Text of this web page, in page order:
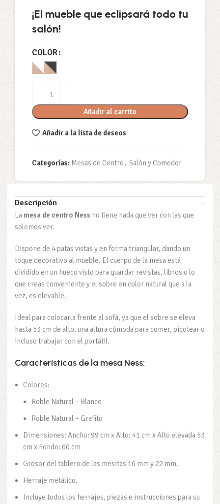
¡El mueble que eclipsará todo tu
salón!
COLOR
Añadir al carrito
Añadir a la lista de deseos
Categorías: Mesas de Centro , Salón y Comedor
Descripción
La mesa de centro Ness no tiene nada que ver con las que
solemos ver.
Dispone de 4 patas vistas y en forma triangular, dando un
toque decorativo al mueble. El cuerpo de la mesa está
dividido en un hueco visto para guardar revistas, libros o lo
que creas conveniente y el sobre en color natural que a la
vez, es elevable.
Ideal para colocarla frente al sofá, ya que el sobre se eleva
hasta 53 cm de alto, una altura cómoda para comer, picotear o
incluso trabajar con el portátil.
Características de la mesa Ness:
Colores:
Roble Natural – Blanco
Roble Natural – Grafito
Dimensiones: Ancho: 99 cm x Alto: 41 cm x Alto elevada 53
cm x Fondo: 60 cm
Grosor del tablero de las mesitas 16 mm y 22 mm.
Herraje metálico.
Incluye todos los herrajes, piezas e instrucciones para su